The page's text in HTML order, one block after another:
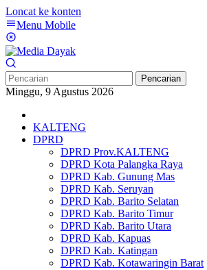
Loncat ke konten
Menu Mobile
Pencarian
Minggu, 9 Agustus 2026
KALTENG
DPRD
DPRD Prov.KALTENG
DPRD Kota Palangka Raya
DPRD Kab. Gunung Mas
DPRD Kab. Seruyan
DPRD Kab. Barito Selatan
DPRD Kab. Barito Timur
DPRD Kab. Barito Utara
DPRD Kab. Kapuas
DPRD Kab. Katingan
DPRD Kab. Kotawaringin Barat